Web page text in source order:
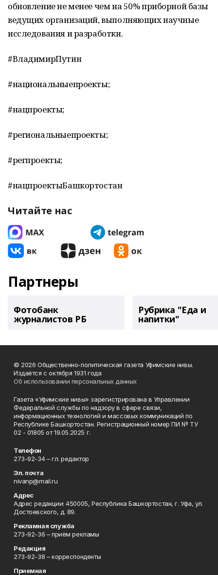
обновление не менее чем на 50% приборной базы
ведущих организаций, выполняющих научные
исследования и разработки.
#ВладимирПутин
#национальныепроекты;
#нацпроекты;
#региональныепроекты;
#регпроекты;
#нацпроектыБашкортостан
Читайте нас
Партнеры
Фотобанк
журналистов РБ
Рубрика "Еда и
напитки"
© 2026 Общественно-политическая газета Уфимские нивы.
Издаётся с октября 1931 года
Об использовании персональных данных
Газета «Уфимские нивы» зарегистрирована в Управлении
Федеральной службы по надзору в сфере связи,
информационных технологий и массовых коммуникаций по
Республике Башкортостан. Регистрационный номер ПИ № ТУ
02 - 01805 от 19.05.2025 г.
Телефон
273-92-34 – гл. редактор
Эл. почта
nivanp@mail.ru
Адрес
Адрес редакции: 450005, Республика Башкортостан, г. Уфа, ул.
Достоевского, д. 89.
Рекламная служба
273-92-36 – приём рекламы
Редакция
273-92-38 – корреспонденты
Приемная